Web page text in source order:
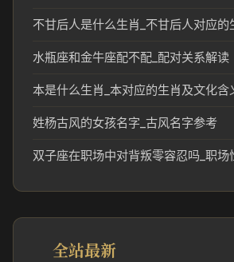
不甘后人是什么生肖_不甘后人对应
水瓶座和金牛座配不配_配对关系解读
本是什么生肖_本对应的生肖及文化含
姓杨古风的女孩名字_古风名字参考
双子座在职场中对背叛零容忍吗_职场
全站最新